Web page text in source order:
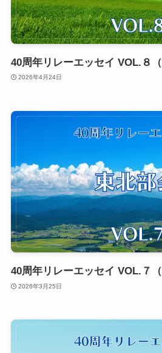
40周年リレーエッセイ VOL.８
2026年4月24日
40周年リレーエッセイ VOL.７
2026年3月25日